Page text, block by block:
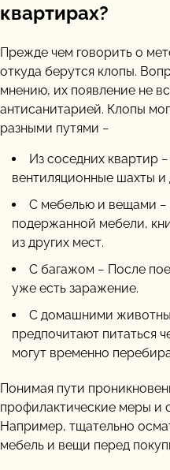
квартирах?
Прежде чем говорить о
откуда берутся клопы.
мнению, их появление не
антисанитарией. Клопы
разными путями −
Из соседних квартир
вентиляционные шахты
С мебелью и вещами −
подержанной мебели,
из других мест.
С багажом − После
уже есть заражение.
С домашними
предпочитают питаться
могут временно
Понимая пути
профилактические меры и
Например, тщательно
мебель и вещи перед